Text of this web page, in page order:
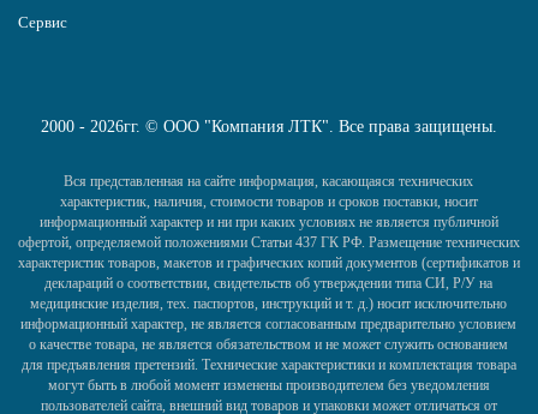
Сервис
2000 - 2026гг. © ООО "Компания ЛТК". Все права защищены.
Вся представленная на сайте информация, касающаяся технических
характеристик, наличия, стоимости товаров и сроков поставки, носит
информационный характер и ни при каких условиях не является публичной
офертой, определяемой положениями Статьи 437 ГК РФ. Размещение технических
характеристик товаров, макетов и графических копий документов (сертификатов и
деклараций о соответствии, свидетельств об утверждении типа СИ, Р/У на
медицинские изделия, тех. паспортов, инструкций и т. д.) носит исключительно
информационный характер, не является согласованным предварительно условием
о качестве товара, не является обязательством и не может служить основанием
для предъявления претензий. Технические характеристики и комплектация товара
могут быть в любой момент изменены производителем без уведомления
пользователей сайта, внешний вид товаров и упаковки может отличаться от